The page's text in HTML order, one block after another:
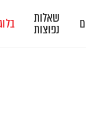
שאלות
נפוצות